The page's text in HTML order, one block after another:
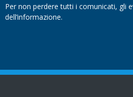
Per non perdere tutti i comunicati, gli
dell’informazione.